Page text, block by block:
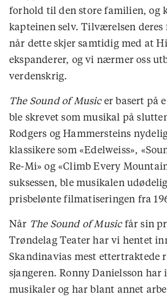
forhold til den store familien, og
kapteinen selv. Tilværelsen
når dette skjer samtidig med at
ekspanderer, og vi nærmer oss
verdenskrig.
The Sound of Musicer basert på
ble skrevet som musikal på
Rodgers og Hammersteins
klassikere som «Edelweiss»,
Re-Mi» og «Climb Every
suksessen, ble musikalen
prisbelønte filmatiseringen fra
Når The Sound of Musicfår sin
Trøndelag Teater har vi hentet
Skandinavias mest ettertraktede
sjangeren. Ronny Danielsson har
musikaler og har blant annet